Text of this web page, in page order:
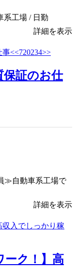
系工場 / 日勤
詳細を表示
保証のお仕
≫自動車系工場で
詳細を表示
ーク！】高